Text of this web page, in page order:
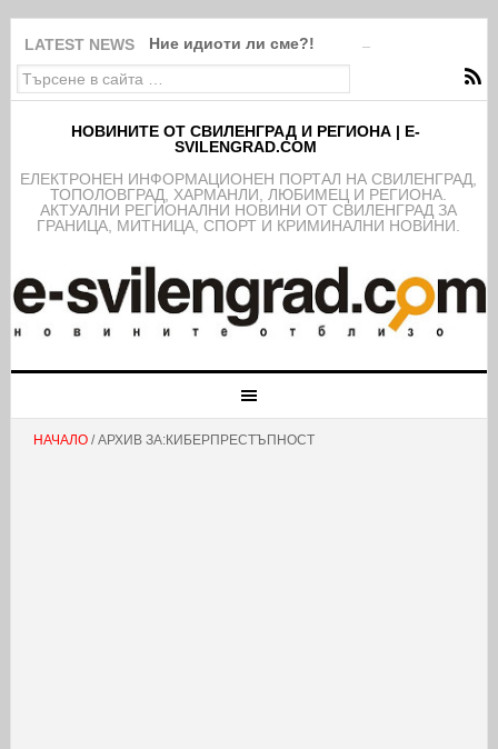
LATEST NEWS Ние идиоти ли сме?!
НОВИНИТЕ ОТ СВИЛЕНГРАД И РЕГИОНА | E-
SVILENGRAD.COM
EЛЕКТРОНЕН ИНФОРМАЦИОНЕН ПОРТАЛ НА СВИЛЕНГРАД,
ТОПОЛОВГРАД, ХАРМАНЛИ, ЛЮБИМЕЦ И РЕГИОНА.
АКТУАЛНИ РЕГИОНАЛНИ НОВИНИ ОТ СВИЛЕНГРАД ЗА
ГРАНИЦА, МИТНИЦА, СПОРТ И КРИМИНАЛНИ НОВИНИ.
НАЧАЛО/ АРХИВ ЗА:КИБЕРПРЕСТЪПНОСТ